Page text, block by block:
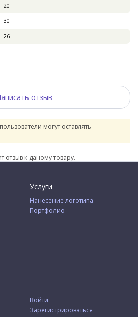
20
30
26
отзыв
могут оставлять
отзыв к даному товару.
Услуги
Нанесение логотипа
Портфолио
Войти
Зарегистрироваться